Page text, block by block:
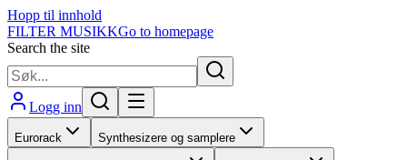
Hopp til innhold
FILTER MUSIKKGo to homepage
Search the site
Logg inn
Eurorack Synthesizere og samplere